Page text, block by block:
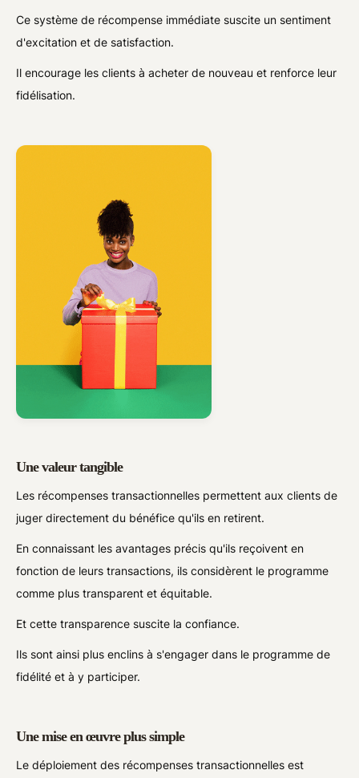
Ce système de récompense immédiate suscite un sentiment
d'excitation et de satisfaction.
Il encourage les clients à acheter de nouveau et renforce leur
fidélisation.
Une valeur tangible
Les récompenses transactionnelles permettent aux clients de
juger directement du bénéfice qu'ils en retirent.
En connaissant les avantages précis qu'ils reçoivent en
fonction de leurs transactions, ils considèrent le programme
comme plus transparent et équitable.
Et cette transparence suscite la confiance.
Ils sont ainsi plus enclins à s'engager dans le programme de
fidélité et à y participer.
Une mise en œuvre plus simple
Le déploiement des récompenses transactionnelles est